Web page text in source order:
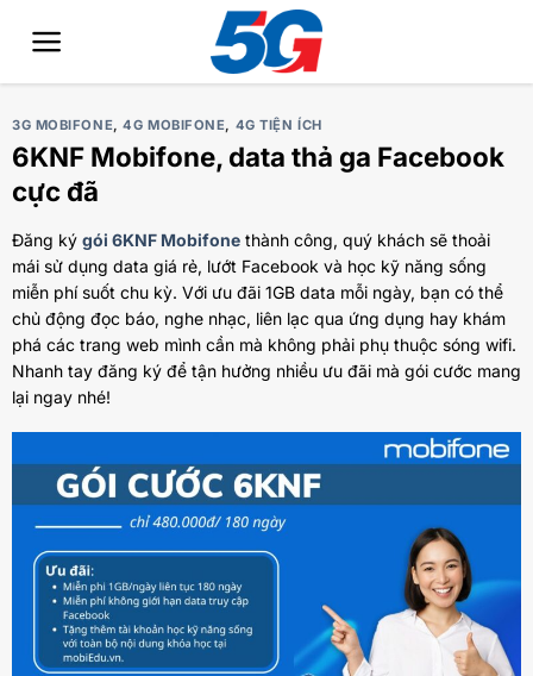
3G MOBIFONE,4G MOBIFONE, 4G TIỆN ÍCH
6KNF Mobifone, data thả ga Facebook
cực đã
Đăng ký gói 6KNF Mobifone thành công, quý khách sẽ thoải
mái sử dụng data giá rẻ, lướt Facebook và học kỹ năng sống
miễn phí suốt chu kỳ. Với ưu đãi 1GB data mỗi ngày, bạn có thể
chủ động đọc báo, nghe nhạc, liên lạc qua ứng dụng hay khám
phá các trang web mình cần mà không phải phụ thuộc sóng wifi.
Nhanh tay đăng ký để tận hưởng nhiều ưu đãi mà gói cước mang
lại ngay nhé!